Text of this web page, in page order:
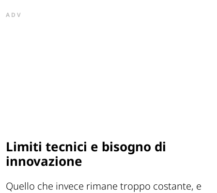
ADV
Limiti tecnici e bisogno di
innovazione
Quello che invece rimane troppo costante, e